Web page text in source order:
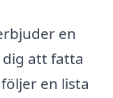
en
att fatta
en lista